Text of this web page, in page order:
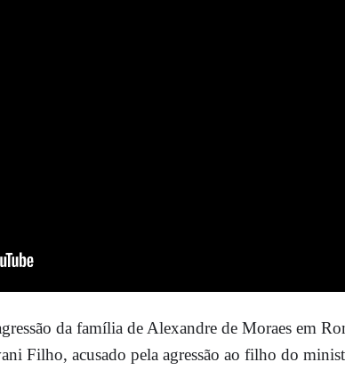
da família de Alexandre de Moraes em
Filho, acusado pela agressão ao filho do